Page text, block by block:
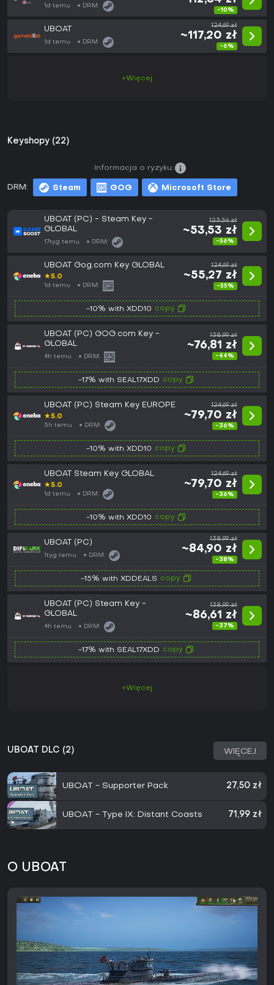
1d temu DRM:
-10%
UBOAT
1d temu DRM:
124,69 zł
~117,20 zł
-6%
+Więcej
Keyshopy (22)
DRM: Steam GOG Microsoft Store
Informacja o ryzyku:
UBOAT (PC) - Steam Key -
GLOBAL
17tyg temu DRM:
123,56 zł
~53,53 zł
-56%
UBOAT Gog.com Key GLOBAL
★5.0
1d temu DRM:
124,69 zł
~55,27 zł
-55%
-10% with XDD10 copy
UBOAT (PC) GOG.com Key -
GLOBAL
4h temu DRM:
138,99 zł
~76,81 zł
-44%
-17% with SEAL17XDD copy
UBOAT (PC) Steam Key EUROPE
★5.0
5h temu DRM:
124,69 zł
~79,70 zł
-36%
-10% with XDD10 copy
UBOAT Steam Key GLOBAL
★5.0
1d temu DRM:
124,69 zł
~79,70 zł
-36%
-10% with XDD10 copy
UBOAT (PC)
1tyg temu DRM:
138,99 zł
~84,90 zł
-38%
-15% with XDDEALS copy
UBOAT (PC) Steam Key -
GLOBAL
4h temu DRM:
138,99 zł
~86,61 zł
-37%
-17% with SEAL17XDD copy
+Więcej
UBOAT DLC (2) WIĘCEJ
UBOAT - Supporter Pack 27,50 zł
UBOAT - Type IX: Distant Coasts 71,99 zł
O UBOAT